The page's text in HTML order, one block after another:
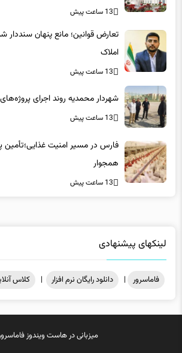
13 ساعت پیش
تعارض قوانین؛ مانع پنهان
املاک
13 ساعت پیش
شهردار محمدیه روند اجرای
13 ساعت پیش
فارس در مسیر امنیت غذایی؛تأمین‌
همجوار
13 ساعت پیش
لینکهای پیشنهادی
فاماسرور | دانلود رایگان نرم افزار | کلاس
میزبانی درهاست ویندوز